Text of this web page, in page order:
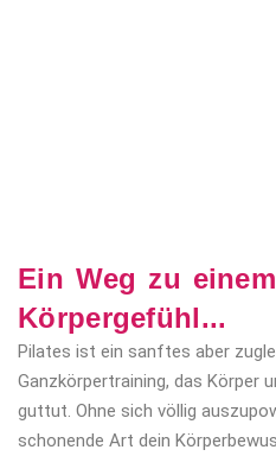
Ein Weg zu
Körpergefühl...
Pilates ist ein sanftes aber
Ganzkörpertraining, das Körper
guttut. Ohne sich völlig
schonende Art dein